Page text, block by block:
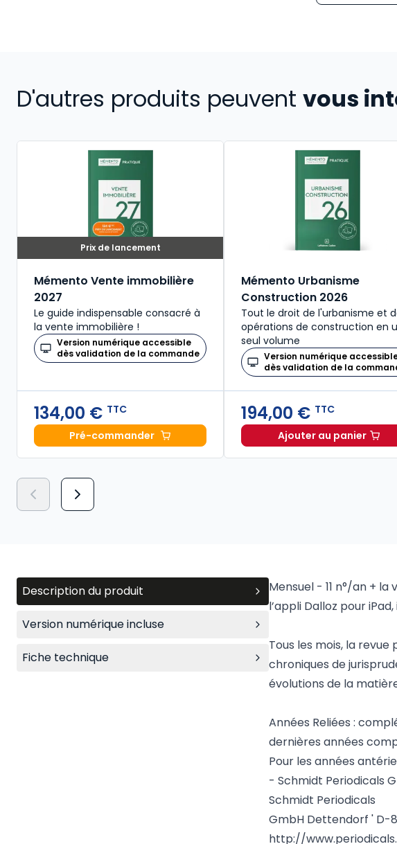
D'autres produits peuvent vous
Prix de lancement
Mémento Vente immobilière
2027
Le guide indispensable consacré à
la vente immobilière !
Version numérique accessible
dès validation de la commande
134,00 € TTC
Pré-commanderMémento Vente immobilière 2027 à 134,00 € TTC
Mémento Urbanisme
Construction 2026
Tout le droit de l'urbanisme et
opérations de construction en
seul volume
Version numérique
dès validation de la
194,00 € TTC
Ajouter au panier
Mémento
Description du produit
Version numérique incluse
Fiche technique
Mensuel - 11 n°/an +
l’appli Dalloz pour
Tous les mois, la
chroniques de
évolutions de la
Années Reliées :
dernières années
Pour les années
- Schmidt Periodicals
Schmidt Periodicals
GmbH Dettendorf ' D-
http://